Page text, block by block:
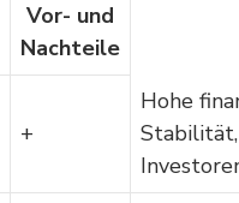
Vor- und
Nachteile
+
Hohe
Stabilität,